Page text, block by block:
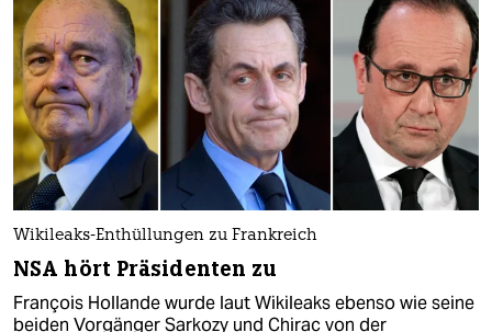
Wikileaks-Enthüllungen zu Frankreich
NSA hört Präsidenten zu
François Hollande wurde laut Wikileaks ebenso wie seine
beiden Vorgänger Sarkozy und Chirac von der